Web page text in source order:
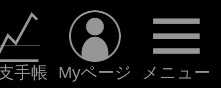
手帳 Myページ メニュー